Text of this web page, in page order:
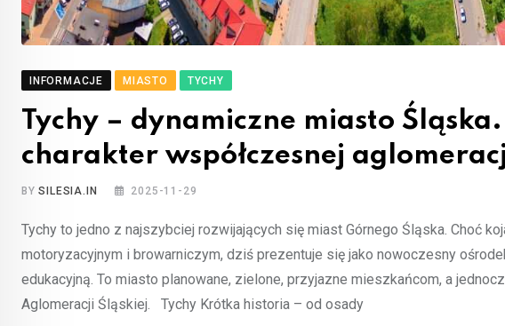
INFORMACJE MIASTO TYCHY
Tychy – dynamiczne miasto
charakter współczesnej
BYSILESIA.IN 2025-11-29
Tychy to jedno z najszybciej rozwijających się miast Górnego Śląska. Choć
motoryzacyjnym i browarniczym, dziś prezentuje się jako nowoczesny
edukacyjną. To miasto planowane, zielone, przyjazne mieszkańcom, a
Aglomeracji Śląskiej. Tychy Krótka historia – od osady